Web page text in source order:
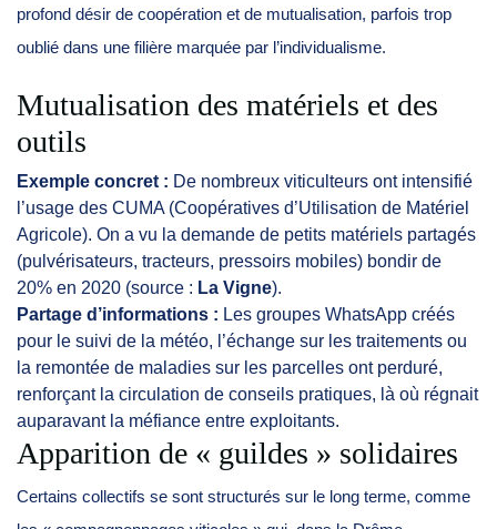
profond désir de coopération et de mutualisation, parfois trop
oublié dans une filière marquée par l’individualisme.
Mutualisation des matériels et des
outils
Exemple concret : De nombreux viticulteurs ont intensifié
l’usage des CUMA (Coopératives d’Utilisation de Matériel
Agricole). On a vu la demande de petits matériels partagés
(pulvérisateurs, tracteurs, pressoirs mobiles) bondir de
20% en 2020 (source : La Vigne).
Partage d’informations : Les groupes WhatsApp créés
pour le suivi de la météo, l’échange sur les traitements ou
la remontée de maladies sur les parcelles ont perduré,
renforçant la circulation de conseils pratiques, là où régnait
auparavant la méfiance entre exploitants.
Apparition de « guildes » solidaires
Certains collectifs se sont structurés sur le long terme, comme